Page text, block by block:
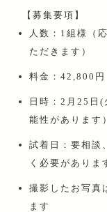
【募集要項】
人数：1組様（
ただきます）
料金：42,800円
日時：2月25日
能性があります）
試着日：要相談
く必要がありま
撮影したお写真
ます